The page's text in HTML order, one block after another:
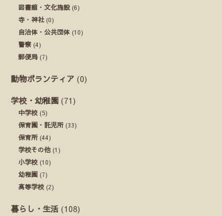
図書館・文化施設(6)
寺・神社(0)
自治体・公共団体 (10)
警察 (4)
郵便局 (7)
動物ボランティア (0)
学校・幼稚園 (71)
中学校 (5)
保育園・託児所(33)
保育所(44)
学校その他 (1)
小学校 (10)
幼稚園 (7)
高等学校 (2)
暮らし・生活 (108)